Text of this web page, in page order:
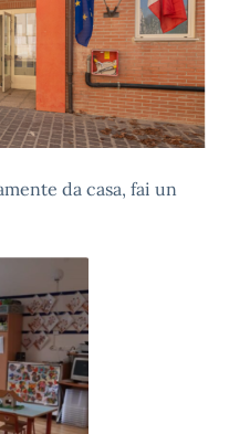
da casa, fai un